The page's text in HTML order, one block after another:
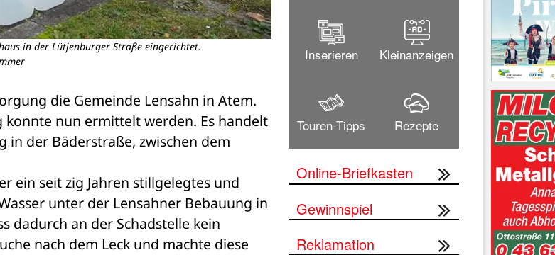
in der Lütjenburger Straße eingerichtet.
Mitarbeiter des Bauhofes beim Befüllen eines
Bild:
die Gemeinde Lensahn in Atem.
nun ermittelt werden. Es handelt
der Bäderstraße, zwischen dem
ein seit zig Jahren stillgelegtes und
unter der Lensahner Bebauung in
dadurch an der Schadstelle kein
nach dem Leck und machte diese
Inserieren Kleinanzeigen
Touren-Tipps Rezepte
Online-Briefkasten
Gewinnspiel
Reklamation